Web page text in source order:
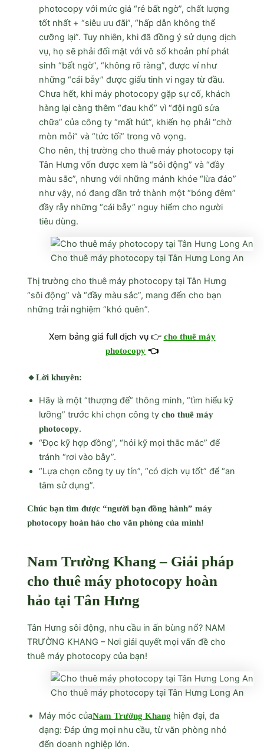
photocopy với mức giá “rẻ bất ngờ”, chất lượng
tốt nhất + “siêu ưu đãi”, “hấp dẫn không thể
cưỡng lại”. Tuy nhiên, khi đã đồng ý sử dụng dịch
vụ, họ sẽ phải đối mặt với vô số khoản phí phát
sinh “bất ngờ”, “không rõ ràng”, được ví như
những “cái bẫy” được giấu tinh vi ngay từ đầu.
Chưa hết, khi máy photocopy gặp sự cố, khách
hàng lại càng thêm “đau khổ” vì “đội ngũ sửa
chữa” của công ty “mất hút”, khiến họ phải “chờ
mòn mỏi” và “tức tối” trong vô vọng.
Cho nên, thị trường cho thuê máy photocopy tại
Tân Hưng vốn được xem là “sôi động” và “đầy
màu sắc”, nhưng với những mánh khóe “lừa đảo”
như vậy, nó đang dần trở thành một “bóng đêm”
đầy rẫy những “cái bẫy” nguy hiểm cho người
tiêu dùng.
Cho thuê máy photocopy tại Tân Hưng Long An
Thị trường cho thuê máy photocopy tại Tân Hưng
“sôi động” và “đầy màu sắc”, mang đến cho bạn
những trải nghiệm “khó quên”.
Xem bảng giá full dịch vụ 👉 cho thuê máy
photocopy 👈
🔸Lời khuyên:
Hãy là một “thượng đế” thông minh, “tìm hiểu kỹ
lưỡng” trước khi chọn công ty cho thuê máy
photocopy.
“Đọc kỹ hợp đồng”, “hỏi kỹ mọi thắc mắc” để
tránh “rơi vào bẫy”.
“Lựa chọn công ty uy tín”, “có dịch vụ tốt” để “an
tâm sử dụng”.
Chúc bạn tìm được “người bạn đồng hành” máy
photocopy hoàn hảo cho văn phòng của mình!
Nam Trường Khang – Giải pháp
cho thuê máy photocopy hoàn
hảo tại Tân Hưng
Tân Hưng sôi động, nhu cầu in ấn bùng nổ? NAM
TRƯỜNG KHANG – Nơi giải quyết mọi vấn đề cho
thuê máy photocopy của bạn!
Cho thuê máy photocopy tại Tân Hưng Long An
Máy móc củaNam Trường Khang hiện đại, đa
dạng: Đáp ứng mọi nhu cầu, từ văn phòng nhỏ
đến doanh nghiệp lớn.